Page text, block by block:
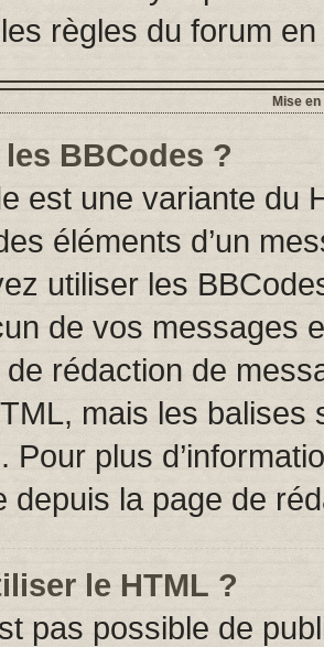
règles du forum
Mise
BBCodes ?
est une variante du
éléments d’un
utiliser les
de vos messages
rédaction de
mais les
Pour plus
depuis la page de
le HTML ?
pas possible de